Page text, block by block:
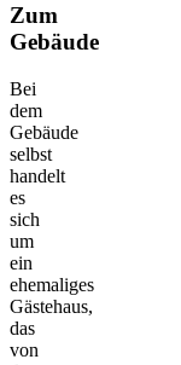
Zum
Gebäude
Bei
dem
Gebäude
selbst
handelt
es
sich
um
ein
ehemaliges
Gästehaus,
das
von